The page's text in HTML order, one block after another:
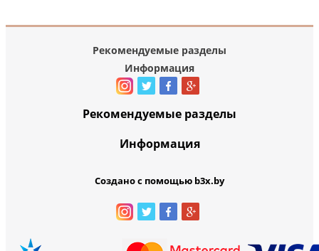
Рекомендуемые разделы
Информация
Рекомендуемые разделы
Информация
Создано с помощью b3x.by